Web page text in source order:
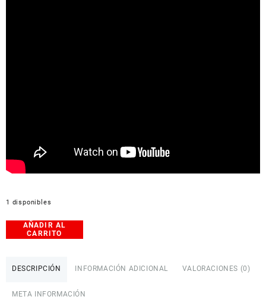
1 disponibles
Maestro
AÑADIR AL
CARRITO
DESCRIPCIÓN INFORMACIÓN ADICIONAL VALORACIONES (0)
META INFORMACIÓN